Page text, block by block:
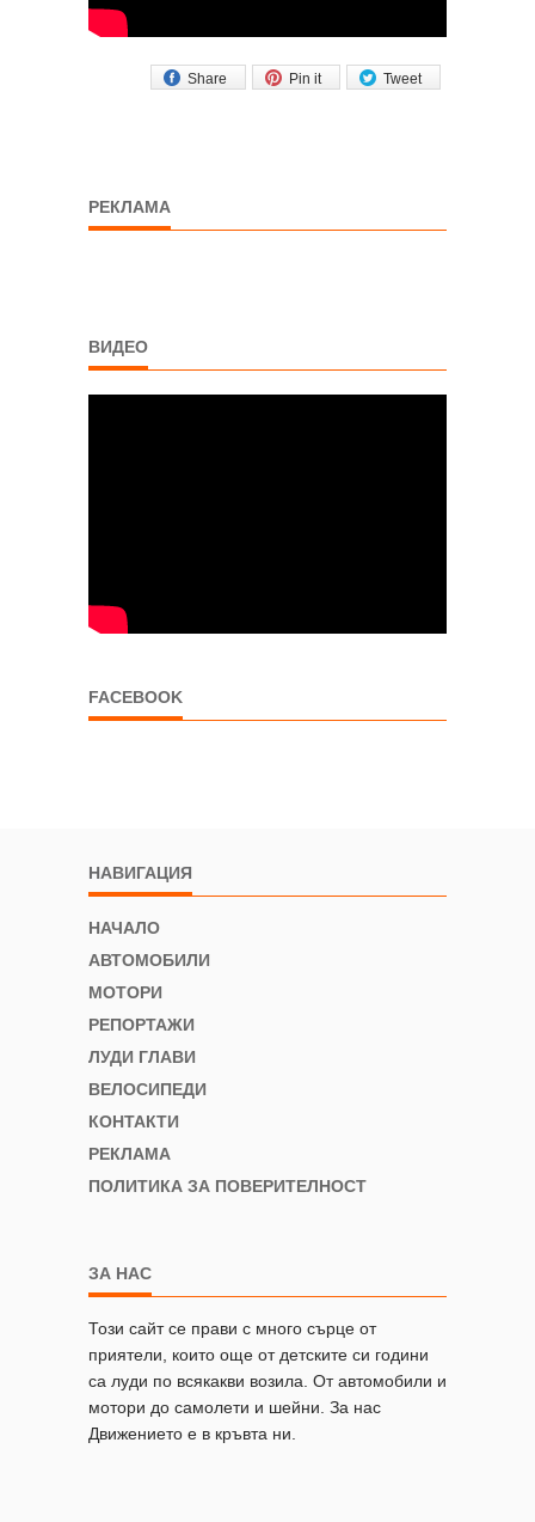
Tweet
Pin it
Share
РЕКЛАМА
ВИДЕО
FACEBOOK
НАВИГАЦИЯ
НАЧАЛО
АВТОМОБИЛИ
МОТОРИ
РЕПОРТАЖИ
ЛУДИ ГЛАВИ
ВЕЛОСИПЕДИ
КОНТАКТИ
РЕКЛАМА
ПОЛИТИКА ЗА ПОВЕРИТЕЛНОСТ
ЗА НАС
Този сайт се прави с много сърце от
приятели, които още от детските си години
са луди по всякакви возила. От автомобили и
мотори до самолети и шейни. За нас
Движението е в кръвта ни.